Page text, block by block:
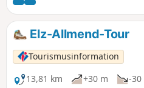
Elz-Allmend-Tour
Tourismusinformation
13,81 km
+30 m
-30